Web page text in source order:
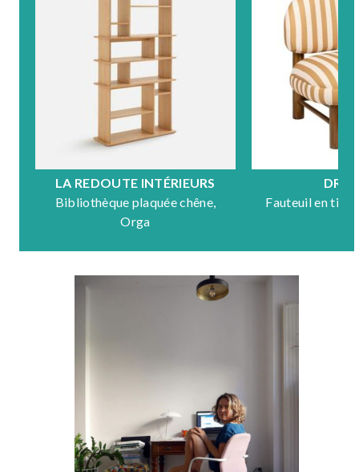
LA REDOUTE INTÉRIEURS
Bibliothèque plaquée chêne,
Orga
Fauteuil en